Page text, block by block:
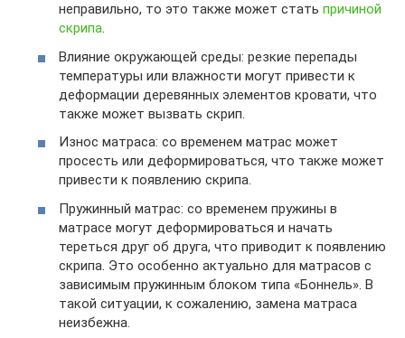
неправильно, то это также может стать причиной
скрипа.
Влияние окружающей среды: резкие перепады
температуры или влажности могут привести к
деформации деревянных элементов кровати, что
также может вызвать скрип.
Износ матраса: со временем матрас может
просесть или деформироваться, что также может
привести к появлению скрипа.
Пружинный матрас: со временем пружины в
матрасе могут деформироваться и начать
тереться друг об друга, что приводит к появлению
скрипа. Это особенно актуально для матрасов с
зависимым пружинным блоком типа «Боннель». В
такой ситуации, к сожалению, замена матраса
неизбежна.